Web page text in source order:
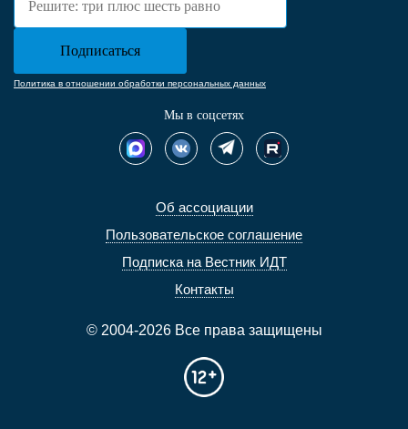
Об ассоциации
Пользовательское соглашение
Подписка на Вестник ИДТ
Контакты
© 2004-2026 Все права защищены
Политика в отношении обработки персональных данных
Мы в соцсетях